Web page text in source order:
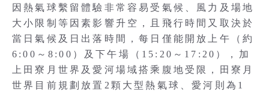
因熱氣球繫留體驗非常容易受氣候、風力及場地
大小限制等因素影響升空，且飛行時間又取決於
當日氣候及日出落時間，每日僅能開放上午（約
6:00～8:00）及下午場（15:20～17:20），加
上田寮月世界及愛河場域搭乘腹地受限，田寮月
世界目前規劃放置2顆大型熱氣球、愛河則為1